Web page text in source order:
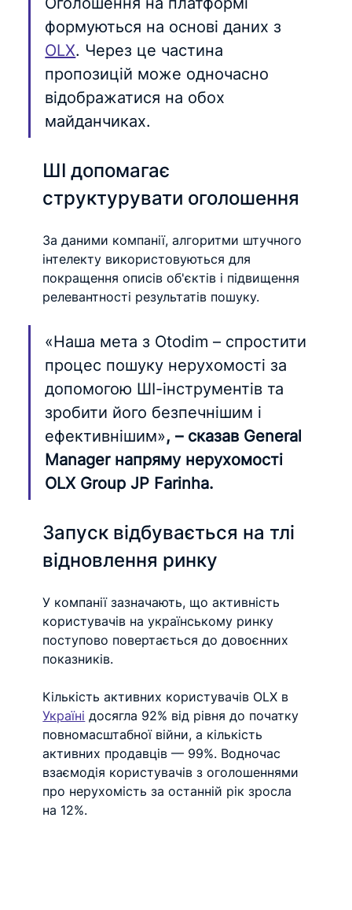
формуються на основі даних з
OLX. Через це частина
пропозицій може одночасно
відображатися на обох
майданчиках.
ШІ допомагає
структурувати оголошення
За даними компанії, алгоритми штучного
інтелекту використовуються для
покращення описів об'єктів і підвищення
релевантності результатів пошуку.
«Наша мета з Otodim – спростити
процес пошуку нерухомості за
допомогою ШІ-інструментів та
зробити його безпечнішим і
ефективнішим», – сказав General
Manager напряму нерухомості
OLX Group JP Farinha.
Запуск відбувається на тлі
відновлення ринку
У компанії зазначають, що активність
користувачів на українському ринку
поступово повертається до довоєнних
показників.
Кількість активних користувачів OLX в
Україні досягла 92% від рівня до початку
повномасштабної війни, а кількість
активних продавців — 99%. Водночас
взаємодія користувачів з оголошеннями
про нерухомість за останній рік зросла
на 12%.